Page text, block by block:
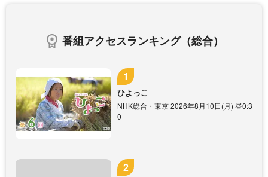
番組アクセスランキング（総合）
ひよっこ
NHK総合・東京 2026年8月10日(月) 昼0:3
0